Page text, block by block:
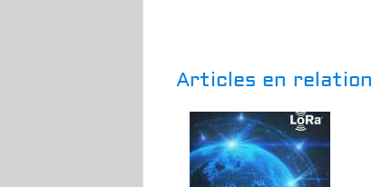
Articles en relation